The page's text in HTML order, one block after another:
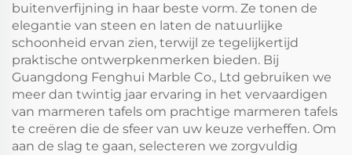
buitenverfijning in haar beste vorm. Ze tonen de
elegantie van steen en laten de natuurlijke
schoonheid ervan zien, terwijl ze tegelijkertijd
praktische ontwerpkenmerken bieden. Bij
Guangdong Fenghui Marble Co., Ltd gebruiken we
meer dan twintig jaar ervaring in het vervaardigen
van marmeren tafels om prachtige marmeren tafels
te creëren die de sfeer van uw keuze verheffen. Om
aan de slag te gaan, selecteren we zorgvuldig